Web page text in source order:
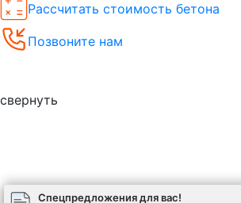
Спецпредложения для вас!
Рассчитать стоимость бетона
Позвоните нам
свернуть